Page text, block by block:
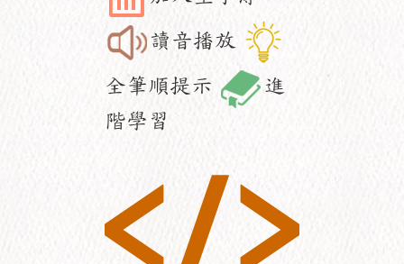
讀音播放
全筆順提示
進
階學習